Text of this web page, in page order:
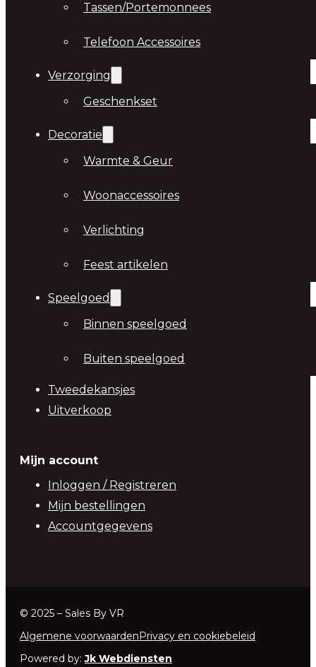
Tassen/Portemonnees
Telefoon Accessoires
Verzorging
Geschenkset
Decoratie
Warmte & Geur
Woonaccessoires
Verlichting
Feest artikelen
Speelgoed
Binnen speelgoed
Buiten speelgoed
Tweedekansjes
Uitverkoop
Mijn account
Inloggen / Registreren
Mijn bestellingen
Accountgegevens
© 2025 – Sales By VR
Algemene voorwaarden Privacy en cookiebeleid
Powered by:Jk Webdiensten